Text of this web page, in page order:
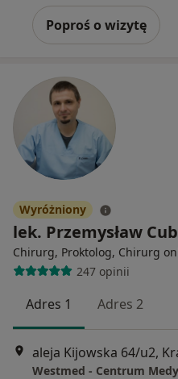
Poproś o wizytę
Wyróżniony
lek. Przemysław
Chirurg, Proktolog, Chirurg
247 opinii
Adres 1 Adres 2
aleja Kijowska 64/u2,
Westmed - Centrum